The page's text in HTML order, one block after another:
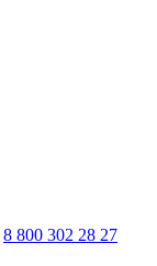
8 800 302 28 27